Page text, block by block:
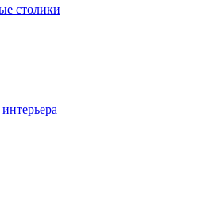
столики